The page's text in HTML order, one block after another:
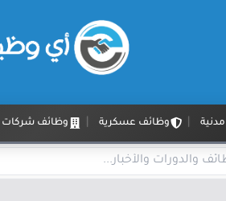
وظائف عسكرية وظائف شركات